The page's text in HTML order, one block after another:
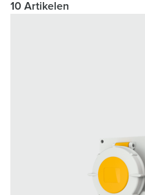
10 Artikelen